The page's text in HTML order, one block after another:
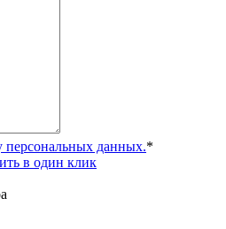
персональных данных.*
в один клик